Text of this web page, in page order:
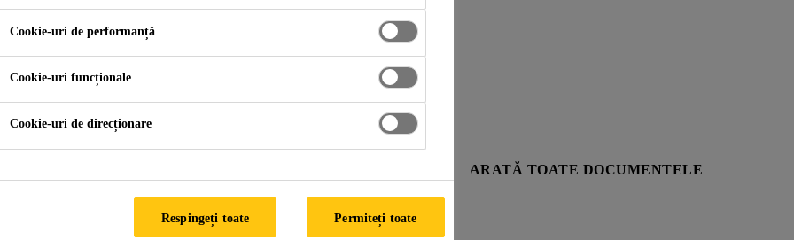
ARATĂ TOATE DOCUMENTELE
Cookie-uri de performanță
Cookie-uri funcționale
Cookie-uri de direcționare
Respingeți toate Permiteți toate